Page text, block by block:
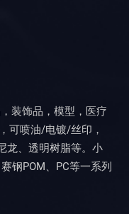
装饰品，模型，医疗
可喷油/电镀/丝印，
龙、透明树脂等。小
钢POM、PC等一系列